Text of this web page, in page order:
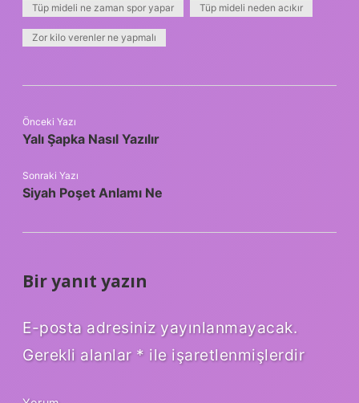
Tüp mideli ne zaman spor yapar Tüp mideli neden acıkır
Zor kilo verenler ne yapmalı
Önceki Yazı
Yalı Şapka Nasıl Yazılır
Sonraki Yazı
Siyah Poşet Anlamı Ne
Bir yanıt yazın
E-posta adresiniz yayınlanmayacak.
Gerekli alanlar * ile işaretlenmişlerdir